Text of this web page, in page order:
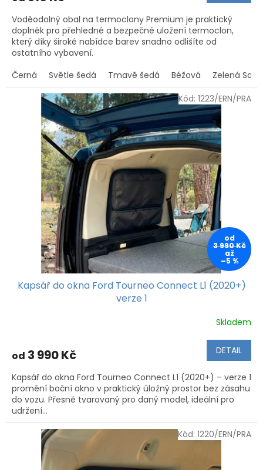
z
5
hvězdiček.
Voděodolný obal na termoclony Premium je praktický
doplněk pro přehledné a bezpečné uložení termoclon,
který díky široké nabídce barev snadno odlišíte od
ostatního vybavení.
Černá
Světle šedá Tmavě šedá Béžová Zelená
od
3 990 Kč
až
–5 %
Kapsář do okna Ford Tourneo Connect L1 (2020+)
verze 1
je
z
5
hvězdiček.
Skladem
od 3 990 Kč DETAIL
Kapsář do okna Ford Tourneo Connect L1 (2020+) – verze 1
promění boční okno v praktický úložný prostor bez zásahu
do vozu. Přesně tvarovaný pro daný model, ideální pro
udržení...
Kód: 1223/ERN/PRA
Kód: 1220/ERN/PRA